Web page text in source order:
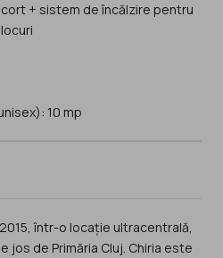
+ sistem de încălzire pentru
într-o locație ultracentrală,
jos de Primăria Cluj. Chiria este